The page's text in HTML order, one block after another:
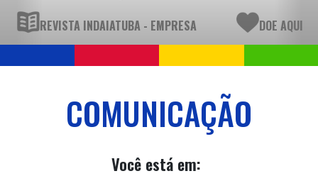
REVISTA INDAIATUBA - EMPRESA DOE AQUI
COMUNICAÇÃO
Você está em: